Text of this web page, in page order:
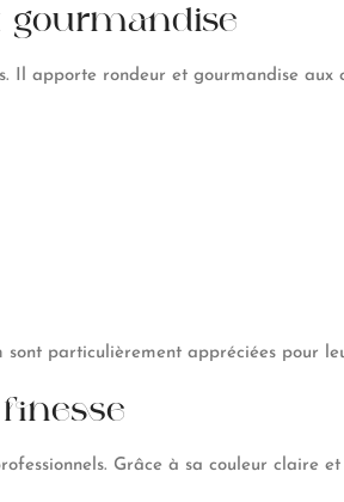
gourmandise
Il apporte rondeur et gourmandise aux
sont particulièrement appréciées pour
Grâce à sa couleur claire